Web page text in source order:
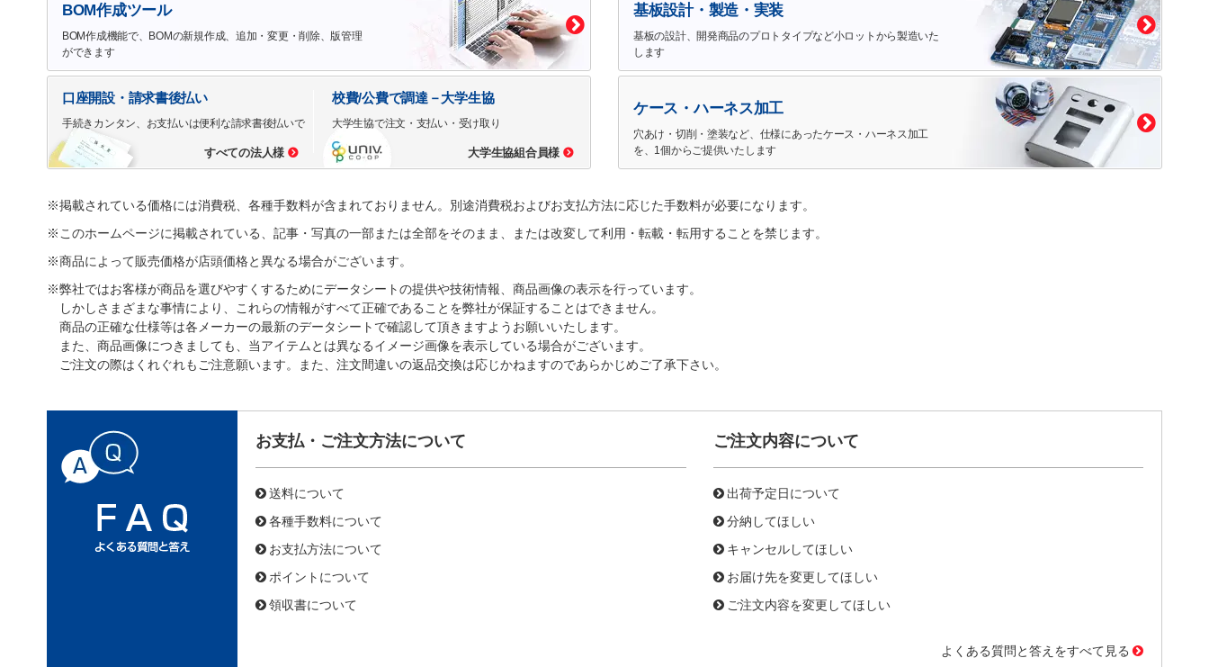
BOM作成ツール
BOM作成機能で、BOMの新規作成、追加・変更・削除、版管理
ができます
口座開設・請求書後払い
手続きカンタン、お支払いは便利な請求書後払いで
すべての法人様
校費/公費で調達－大学生協
大学生協で注文・支払い・受け取り
大学生協組合員様
基板設計・製造・実装
基板の設計、開発商品のプロトタイプなど小ロットから製造いた
します
ケース・ハーネス加工
穴あけ・切削・塗装など、仕様にあったケース・ハーネス加工
を、1個からご提供いたします
※掲載されている価格には消費税、各種手数料が含まれておりません。別途消費税およびお支払方法に応じた手数料が必要になります。
※このホームページに掲載されている、記事・写真の一部または全部をそのまま、または改変して利用・転載・転用することを禁じます。
※商品によって販売価格が店頭価格と異なる場合がございます。
※弊社ではお客様が商品を選びやすくするためにデータシートの提供や技術情報、商品画像の表示を行っています。
しかしさまざまな事情により、これらの情報がすべて正確であることを弊社が保証することはできません。
商品の正確な仕様等は各メーカーの最新のデータシートで確認して頂きますようお願いいたします。
また、商品画像につきましても、当アイテムとは異なるイメージ画像を表示している場合がございます。
ご注文の際はくれぐれもご注意願います。また、注文間違いの返品交換は応じかねますのであらかじめご了承下さい。
お支払・ご注文方法について
送料について
各種手数料について
お支払方法について
ポイントについて
領収書について
ご注文内容について
出荷予定日について
分納してほしい
キャンセルしてほしい
お届け先を変更してほしい
ご注文内容を変更してほしい
よくある質問と答えをすべて見る